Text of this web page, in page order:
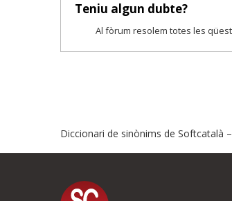
Teniu algun dubte?
Al fòrum resolem totes les
Proposeu-nos
Diccionari de sinònims de Softcatalà –